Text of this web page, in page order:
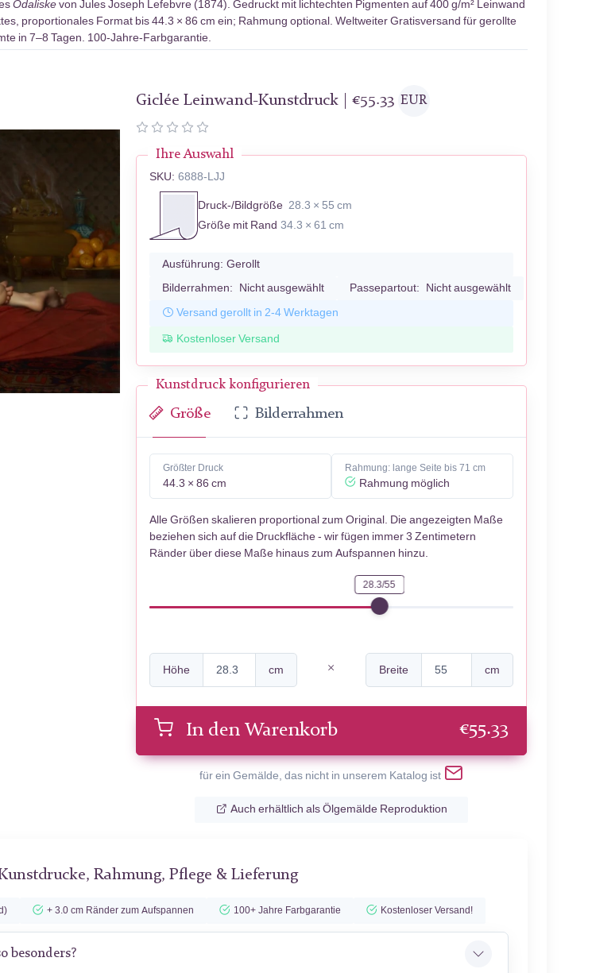
Odaliskevon Jules Joseph Lefebvre (1874). Gedruckt mit lichtechten Pigmenten auf 400 g/m² Leinwand
proportionales Format bis 44.3 × 86 cm ein; Rahmung optional. Weltweiter Gratisversand für gerollte
in 7–8 Tagen. 100-Jahre-Farbgarantie.
Giclée Leinwand-Kunstdruck |€55.33 EUR
Ihre Auswahl
SKU: 6888-LJJ
Druck-/Bildgröße 28.3 × 55 cm
Größe mit Rand 34.3 × 61 cm
Ausführung: Gerollt
Bilderrahmen: Nicht ausgewählt Passepartout: Nicht ausgewählt
Versand gerollt in 2-4 Werktagen
Kostenloser Versand
Kunstdruck konfigurieren
Größe Bilderrahmen
Größter Druck
44.3 × 86 cm
Rahmung: lange Seite bis 71 cm
Rahmung möglich
Alle Größen skalieren proportional zum Original. Die angezeigten Maße
beziehen sich auf die Druckfläche - wir fügen immer 3 Zentimetern
Ränder über diese Maße hinaus zum Aufspannen hinzu.
28.3/55
Höhe cm Breite cm
In den Warenkorb €55.33
für ein Gemälde, das nicht in unserem Katalog ist
Auch erhältlich als Ölgemälde Reproduktion
Rahmung, Pflege & Lieferung
+ 3.0 cm Ränder zum Aufspannen 100+ Jahre Farbgarantie Kostenloser Versand!
besonders?